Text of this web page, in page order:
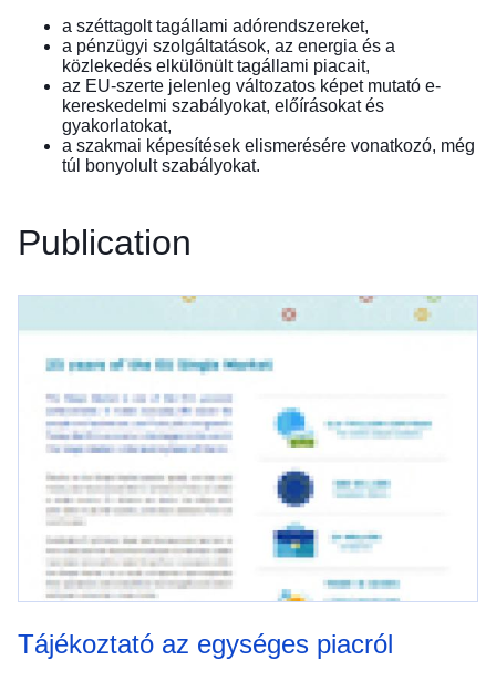
a széttagolt tagállami adórendszereket,
a pénzügyi szolgáltatások, az energia és a
közlekedés elkülönült tagállami piacait,
az EU-szerte jelenleg változatos képet mutató e-
kereskedelmi szabályokat, előírásokat és
gyakorlatokat,
a szakmai képesítések elismerésére vonatkozó, még
túl bonyolult szabályokat.
Publication
Tájékoztató az egységes piacról